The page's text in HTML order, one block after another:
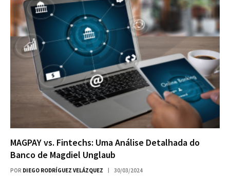
MAGPAY vs. Fintechs: Uma Análise Detalhada do
Banco de Magdiel Unglaub
POR DIEGO RODRÍGUEZ VELÁZQUEZ 30/03/2024